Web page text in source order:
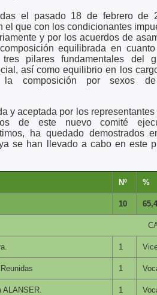
el pasado 18 de febrero de
el que con los condicionantes
y por los acuerdos de
equilibrada en
pilares fundamentales del
así como equilibrio en los
la composición por sexos
y aceptada por los representantes
de este nuevo comité
ha quedado demostrados
se han llevado a cabo en este
Nº %
10
1
1
ALANSER. 1